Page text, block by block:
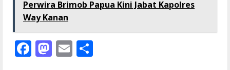
Perwira Brimob Papua Kini Jabat Kapolres
Way Kanan
Facebook
Mastodon
Email